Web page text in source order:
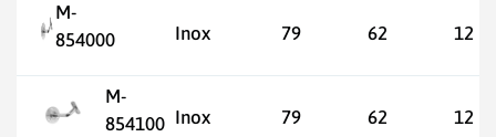
M-
854000
Inox 79 62 12
M-
854100 Inox 79 62 12